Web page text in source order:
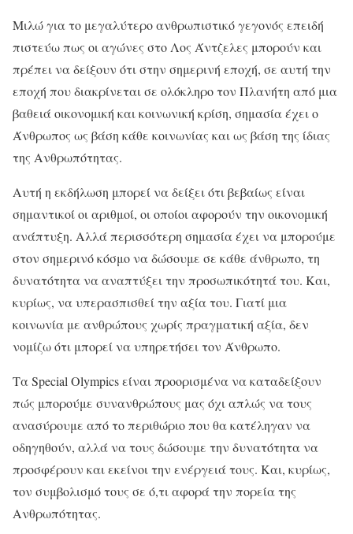
Μιλώ για το μεγαλύτερο ανθρωπιστικό γεγονός επειδή
πιστεύω πως οι αγώνες στο Λος Άντζελες μπορούν και
πρέπει να δείξουν ότι στην σημερινή εποχή, σε αυτή την
εποχή που διακρίνεται σε ολόκληρο τον Πλανήτη από μια
βαθειά οικονομική και κοινωνική κρίση, σημασία έχει ο
Άνθρωπος ως βάση κάθε κοινωνίας και ως βάση της ίδιας
της Ανθρωπότητας.
Αυτή η εκδήλωση μπορεί να δείξει ότι βεβαίως είναι
σημαντικοί οι αριθμοί, οι οποίοι αφορούν την οικονομική
ανάπτυξη. Αλλά περισσότερη σημασία έχει να μπορούμε
στον σημερινό κόσμο να δώσουμε σε κάθε άνθρωπο, τη
δυνατότητα να αναπτύξει την προσωπικότητά του. Και,
κυρίως, να υπερασπισθεί την αξία του. Γιατί μια
κοινωνία με ανθρώπους χωρίς πραγματική αξία, δεν
νομίζω ότι μπορεί να υπηρετήσει τον Άνθρωπο.
Τα Special Olympics είναι προορισμένα να καταδείξουν
πώς μπορούμε συνανθρώπους μας όχι απλώς να τους
ανασύρουμε από το περιθώριο που θα κατέληγαν να
οδηγηθούν, αλλά να τους δώσουμε την δυνατότητα να
προσφέρουν και εκείνοι την ενέργειά τους. Και, κυρίως,
τον συμβολισμό τους σε ό,τι αφορά την πορεία της
Ανθρωπότητας.